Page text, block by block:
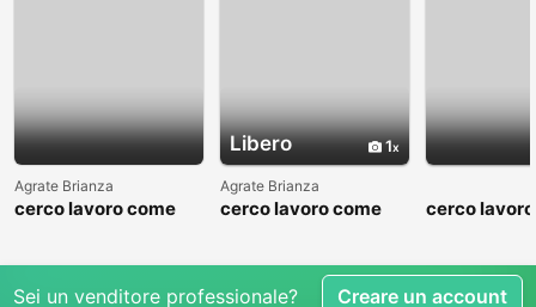
Agrate Brianza
cerco lavoro come
Libero 1
Agrate Brianza
cerco lavoro come
cerco
Sei un venditore professionale? Creare un account